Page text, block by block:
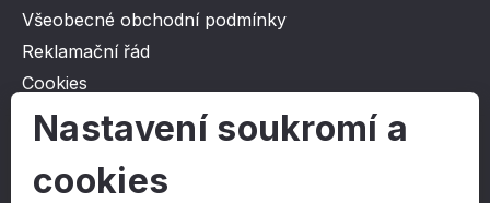
Všeobecné obchodní podmínky
Reklamační řád
Cookies
Ochrana osobních údajů
O společnosti
Nastavení soukromí a
cookies